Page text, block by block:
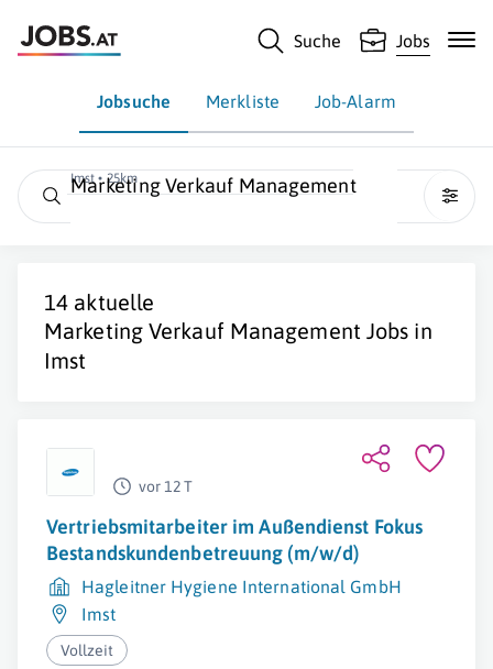
Suche Jobs
Jobsuche Merkliste Job-Alarm
Imst • 25km
Marketing Verkauf Management
14 aktuelle
Marketing Verkauf Management Jobs in
Imst
vor 12 T
Vertriebsmitarbeiter im Außendienst Fokus
Bestandskundenbetreuung (m/w/d)
Hagleitner Hygiene International GmbH
Imst
Vollzeit